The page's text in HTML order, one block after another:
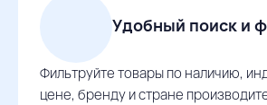
Удобный поиск и
Фильтруйте товары по наличию,
цене, бренду и стране